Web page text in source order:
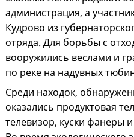
администрация, а
Кудрово из
отряда. Для борьбы с
вооружились веслами и
по реке на надувных
Среди находок,
оказались продуктовая
телевизор, куски